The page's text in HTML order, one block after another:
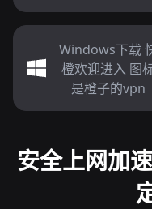
Windows下载
橙欢迎进入 图
是橙子的vpn
安全上网加